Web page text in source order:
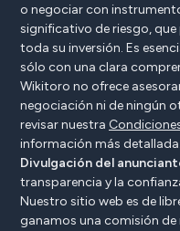
o negociar con
significativo de riesgo,
toda su inversión. Es
sólo con una clara
Wikitoro no ofrece
negociación ni de ningún
revisar nuestra
información más detallada.
Divulgación del
transparencia y la
Nuestro sitio web es de
ganamos una comisión